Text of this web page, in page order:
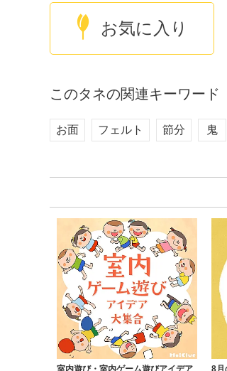
お気に入り
このタネの関連キーワード
お面 フェルト 節分 鬼
室内遊び・室内ゲーム遊びアイデア
8月